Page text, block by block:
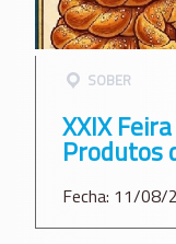
SOBER
XXIX
Produtos
Fecha: 11/